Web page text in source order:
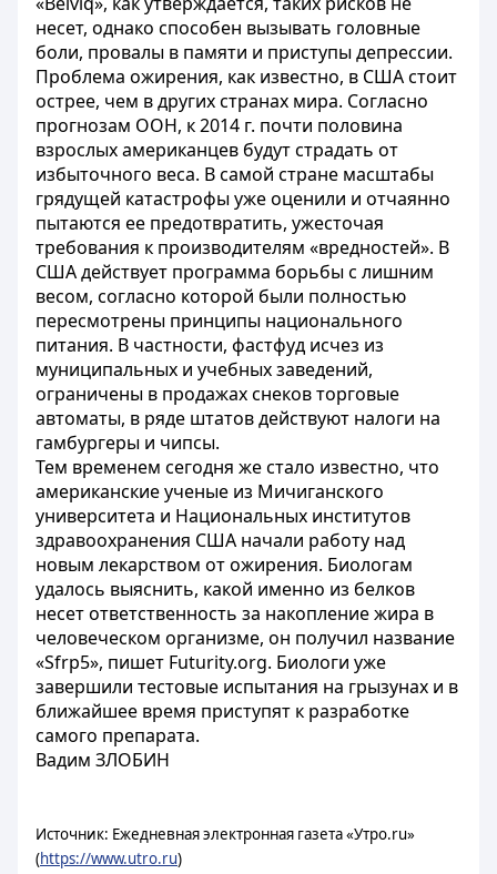
несет, однако способен вызывать головные
боли, провалы в памяти и приступы депрессии.
Проблема ожирения, как известно, в США стоит
острее, чем в других странах мира. Согласно
прогнозам ООН, к 2014 г. почти половина
взрослых американцев будут страдать от
избыточного веса. В самой стране масштабы
грядущей катастрофы уже оценили и отчаянно
пытаются ее предотвратить, ужесточая
требования к производителям «вредностей». В
США действует программа борьбы с лишним
весом, согласно которой были полностью
пересмотрены принципы национального
питания. В частности, фастфуд исчез из
муниципальных и учебных заведений,
ограничены в продажах снеков торговые
автоматы, в ряде штатов действуют налоги на
гамбургеры и чипсы.
Тем временем сегодня же стало известно, что
американские ученые из Мичиганского
университета и Национальных институтов
здравоохранения США начали работу над
новым лекарством от ожирения. Биологам
удалось выяснить, какой именно из белков
несет ответственность за накопление жира в
человеческом организме, он получил название
«Sfrp5», пишет Futurity.org. Биологи уже
завершили тестовые испытания на грызунах и в
ближайшее время приступят к разработке
самого препарата.
Вадим ЗЛОБИН
Источник: Ежедневная электронная газета «Утро.ru»
(https://www.utro.ru)